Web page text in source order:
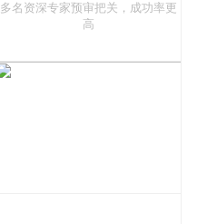
多名资深专家预审把关，成功率更
高